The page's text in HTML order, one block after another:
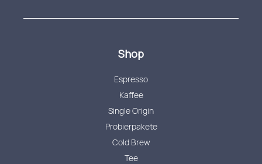
Shop
Espresso
Kaffee
Single Origin
Probierpakete
Cold Brew
Tee